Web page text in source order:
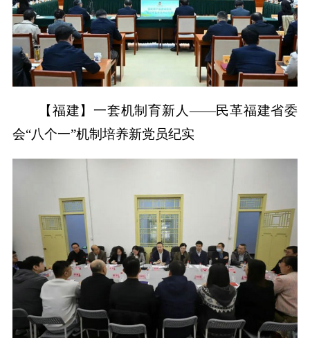
【福建】一套机制育新人——民革福建省委
会“八个一”机制培养新党员纪实